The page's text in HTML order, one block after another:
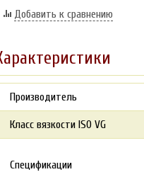
Добавить к сравнению
Производитель
Класс вязкости ISO VG
Спецификации